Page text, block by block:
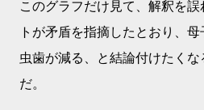
このグラフだけ見て、解釈を
トが矛盾を指摘したとおり、
虫歯が減る、と結論付けたく
だ。